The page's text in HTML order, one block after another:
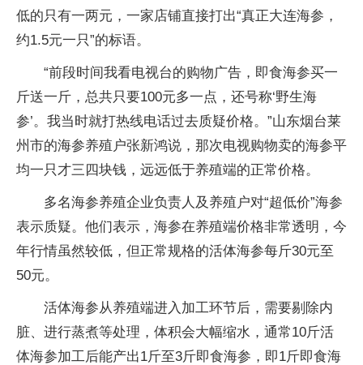
低的只有一两元，一家店铺直接打出“真正大连海参，
约1.5元一只”的标语。
“前段时间我看电视台的购物广告，即食海参买一
斤送一斤，总共只要100元多一点，还号称‘野生海
参’。我当时就打热线电话过去质疑价格。”山东烟台莱
州市的海参养殖户张新鸿说，那次电视购物卖的海参平
均一只才三四块钱，远远低于养殖端的正常价格。
多名海参养殖企业负责人及养殖户对“超低价”海参
表示质疑。他们表示，海参在养殖端价格非常透明，今
年行情虽然较低，但正常规格的活体海参每斤30元至
50元。
活体海参从养殖端进入加工环节后，需要剔除内
脏、进行蒸煮等处理，体积会大幅缩水，通常10斤活
体海参加工后能产出1斤至3斤即食海参，即1斤即食海